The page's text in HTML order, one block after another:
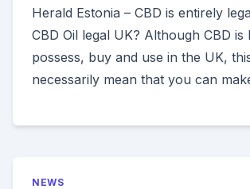
Herald Estonia – CBD is entirely
CBD Oil legal UK? Although CBD is
possess, buy and use in the UK,
necessarily mean that you can
NEWS